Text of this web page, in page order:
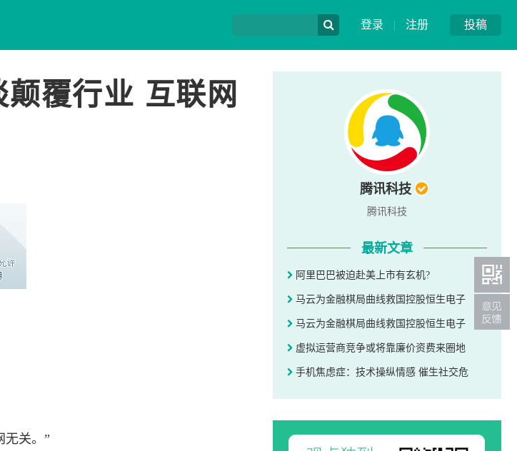
投稿
登录 | 注册
覆行业 互联网
无关。”
腾讯科技
腾讯科技
最新文章
阿里巴巴被迫赴美上市有玄机?
马云为金融棋局曲线救国控股恒生电子
马云为金融棋局曲线救国控股恒生电子
虚拟运营商竞争或将靠廉价资费来圈地
手机焦虑症：技术操纵情感 催生社交危